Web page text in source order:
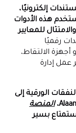
إلكترونيًا،
هذه الأدوات
للمعايير
رقميًا
الالتقاط،
عمل إدارة
الورقية إلى
المنصة
بسير